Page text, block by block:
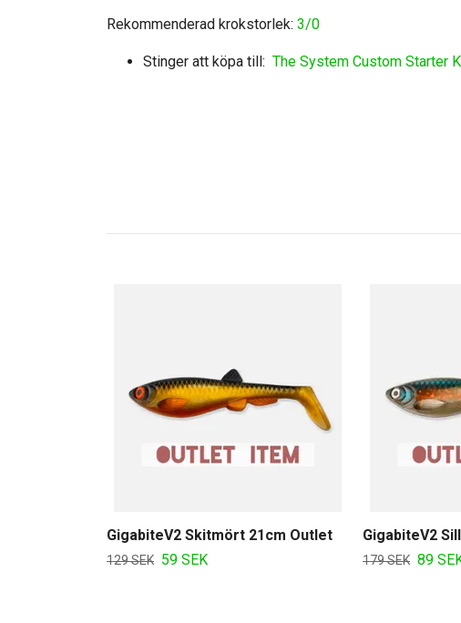
Rekommenderad krokstorlek: 3/0
Stinger att köpa till: The System Custom Starter
GigabiteV2 Skitmört 21cm Outlet
129 SEK 59 SEK
GigabiteV2
179 SEK 89